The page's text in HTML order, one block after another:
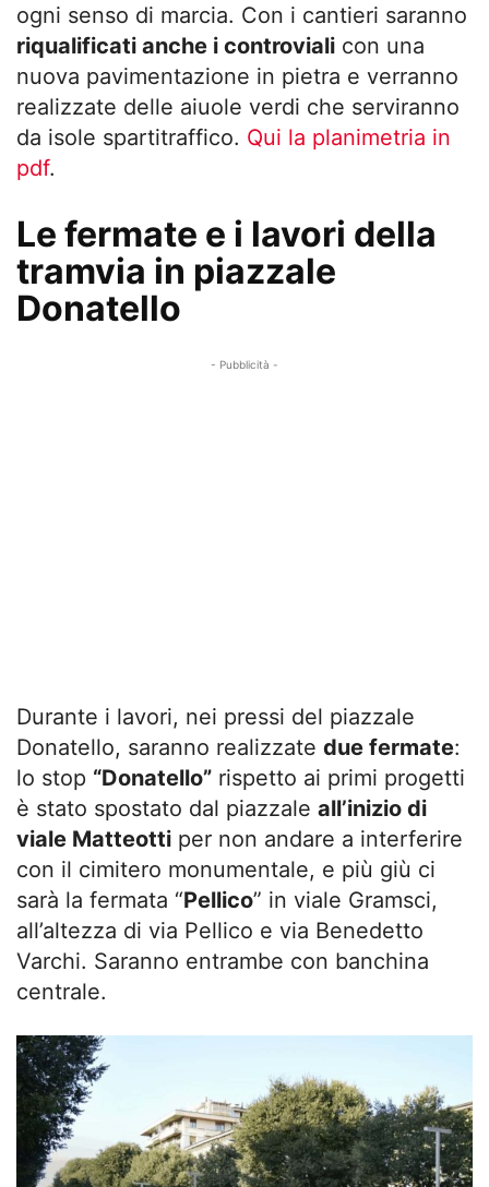
ogni senso di marcia. Con i cantieri saranno
riqualificati anche i controviali con una
nuova pavimentazione in pietra e verranno
realizzate delle aiuole verdi che serviranno
da isole spartitraffico. Qui la planimetria in
pdf.
Le fermate e i lavori della
tramvia in piazzale
Donatello
- Pubblicità -
Durante i lavori, nei pressi del piazzale
Donatello, saranno realizzate due fermate:
lo stop “Donatello” rispetto ai primi progetti
è stato spostato dal piazzale all’inizio di
viale Matteotti per non andare a interferire
con il cimitero monumentale, e più giù ci
sarà la fermata “Pellico” in viale Gramsci,
all’altezza di via Pellico e via Benedetto
Varchi. Saranno entrambe con banchina
centrale.